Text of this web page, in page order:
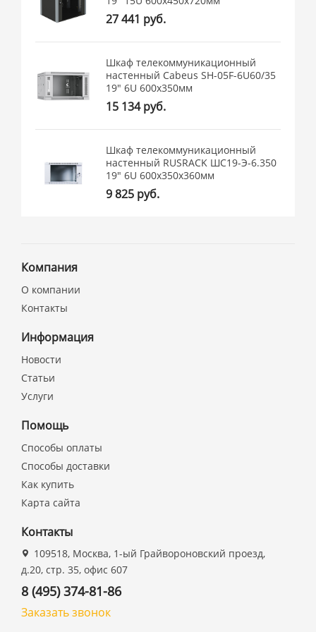
27 441 руб.
Шкаф телекоммуникационный
настенный Cabeus SH-05F-6U60/35
19" 6U 600x350мм
15 134 руб.
Шкаф телекоммуникационный
настенный RUSRACK ШС19-Э-6.350
19" 6U 600x350x360мм
9 825 руб.
Компания
О компании
Контакты
Информация
Новости
Статьи
Услуги
Помощь
Способы оплаты
Способы доставки
Как купить
Карта сайта
Контакты
109518, Москва, 1-ый Грайвороновский проезд,
д.20, стр. 35, офис 607
8 (495) 374-81-86
Заказать звонок